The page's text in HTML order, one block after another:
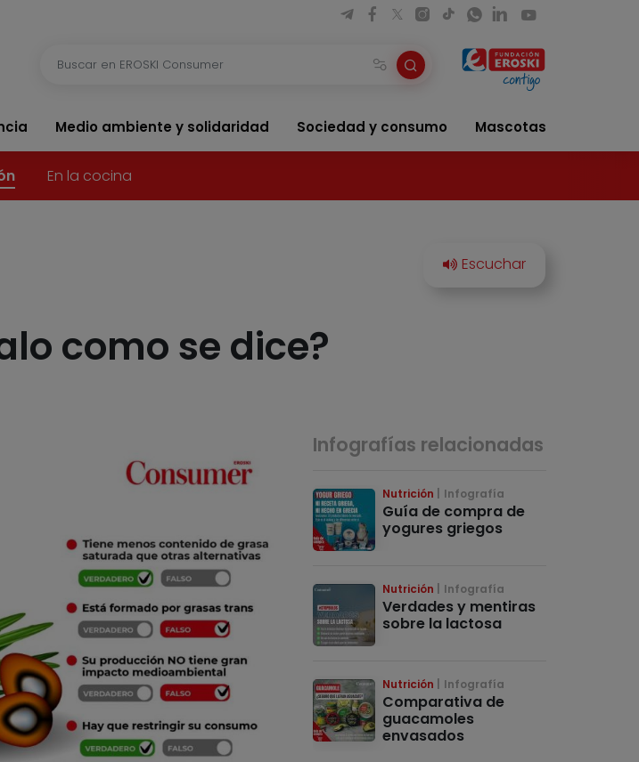
Medio ambiente y solidaridad Sociedad y consumo Mascotas
En la cocina
como se dice?
Infografías relacionadas
Nutrición Infografía
Guía de compra de
yogures griegos
Nutrición Infografía
Verdades y mentiras
sobre la lactosa
Nutrición Infografía
Comparativa de
guacamoles
envasados